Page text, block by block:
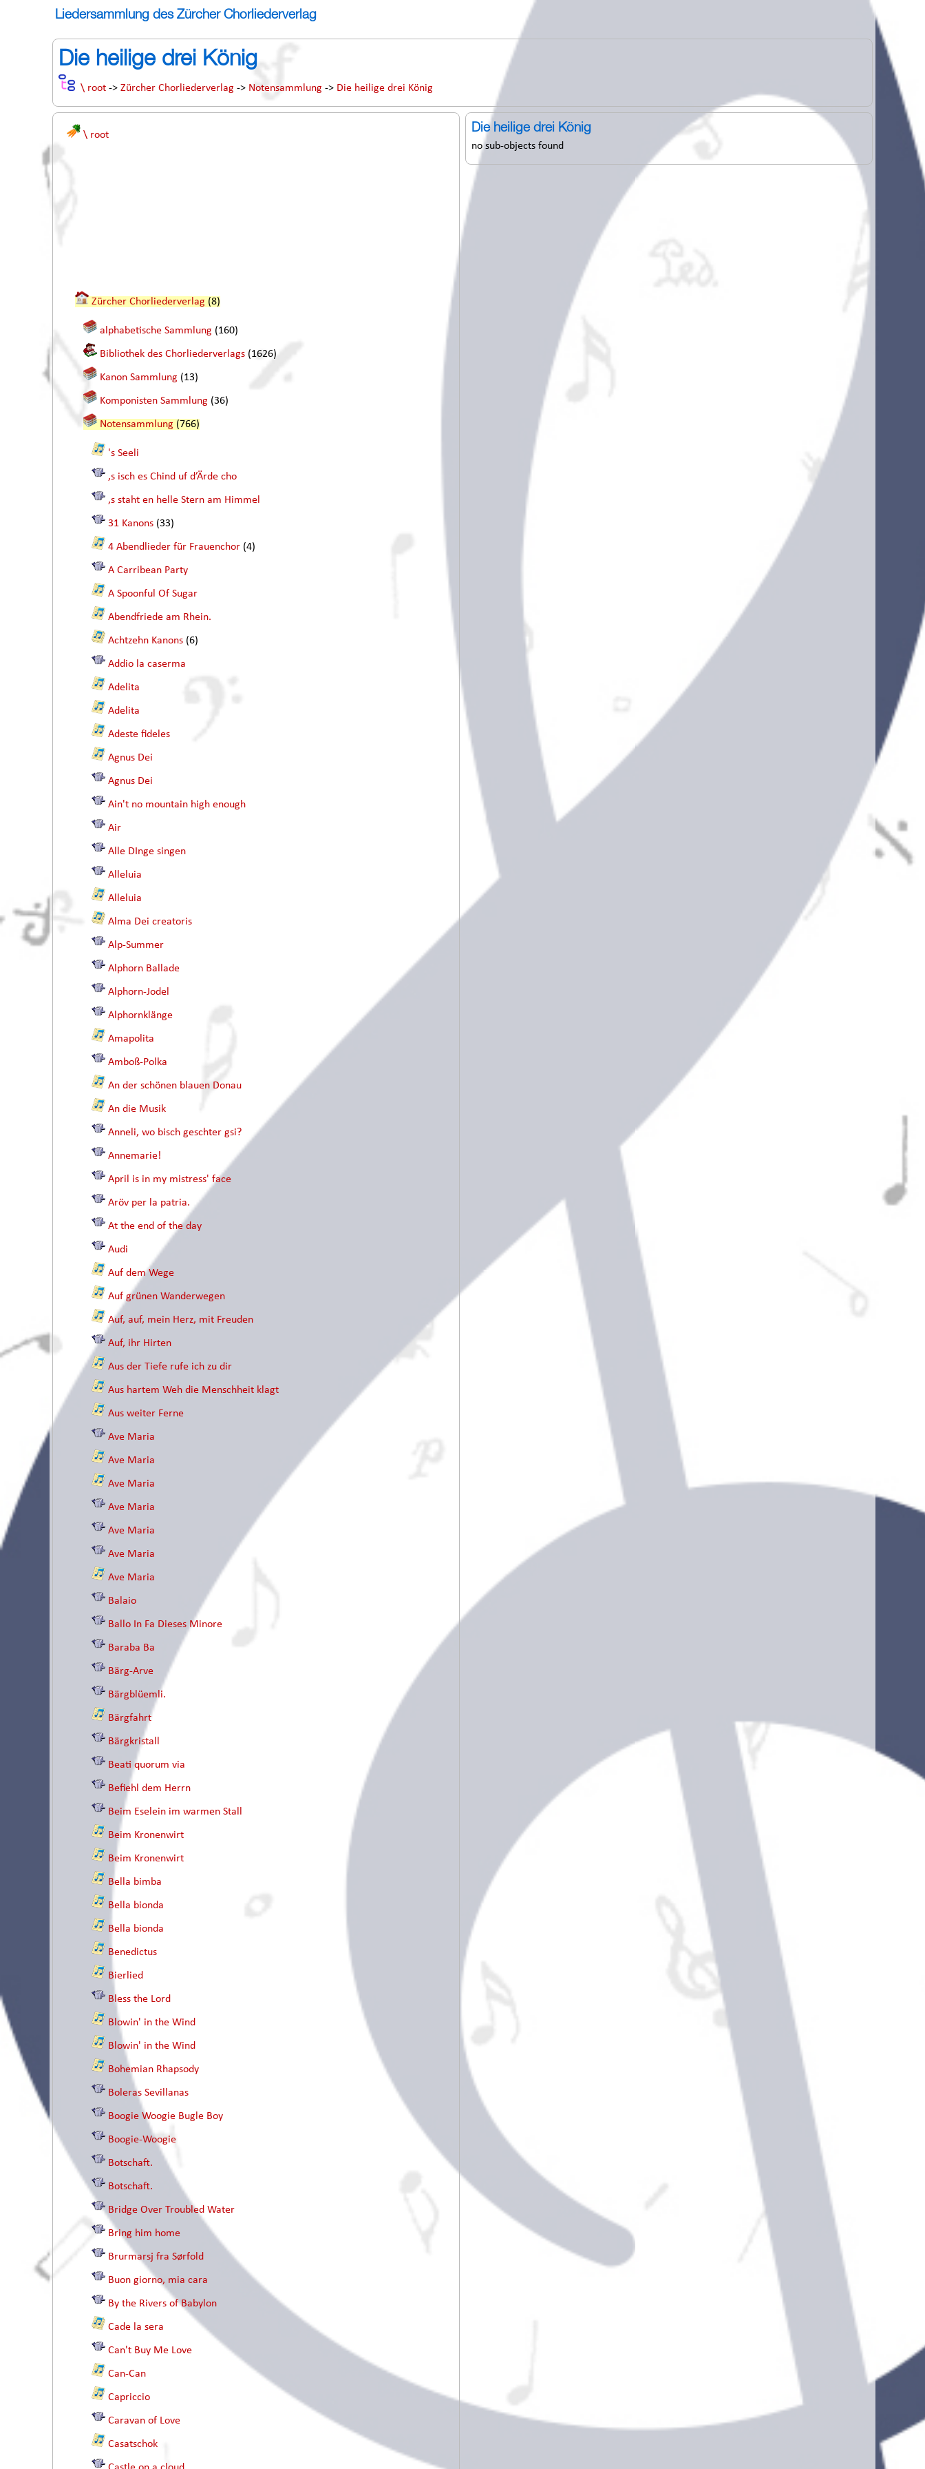
Liedersammlung des Zürcher Chorliederverlag
Die heilige drei König
\ root -> Zürcher Chorliederverlag -> Notensammlung -> Die heilige drei König
\ root
Zürcher Chorliederverlag (8)
alphabetische Sammlung (160)
Bibliothek des Chorliederverlags (1626)
Kanon Sammlung (13)
Komponisten Sammlung (36)
Notensammlung (766)
's Seeli
,s isch es Chind uf d’Ärde cho
,s staht en helle Stern am Himmel
31 Kanons (33)
4 Abendlieder für Frauenchor (4)
A Carribean Party
A Spoonful Of Sugar
Abendfriede am Rhein.
Achtzehn Kanons (6)
Addio la caserma
Adelita
Adelita
Adeste fideles
Agnus Dei
Agnus Dei
Ain't no mountain high enough
Air
Alle DInge singen
Alleluia
Alleluia
Alma Dei creatoris
Alp-Summer
Alphorn Ballade
Alphorn-Jodel
Alphornklänge
Amapolita
Amboß-Polka
An der schönen blauen Donau
An die Musik
Anneli, wo bisch geschter gsi?
Annemarie!
April is in my mistress' face
Aröv per la patria.
At the end of the day
Audi
Auf dem Wege
Auf grünen Wanderwegen
Auf, auf, mein Herz, mit Freuden
Auf, ihr Hirten
Aus der Tiefe rufe ich zu dir
Aus hartem Weh die Menschheit klagt
Aus weiter Ferne
Ave Maria
Ave Maria
Ave Maria
Ave Maria
Ave Maria
Ave Maria
Ave Maria
Balaio
Ballo In Fa Dieses Minore
Baraba Ba
Bärg-Arve
Bärgblüemli.
Bärgfahrt
Bärgkristall
Beati quorum via
Befiehl dem Herrn
Beim Eselein im warmen Stall
Beim Kronenwirt
Beim Kronenwirt
Bella bimba
Bella bionda
Bella bionda
Benedictus
Bierlied
Bless the Lord
Blowin' in the Wind
Blowin' in the Wind
Bohemian Rhapsody
Boleras Sevillanas
Boogie Woogie Bugle Boy
Boogie-Woogie
Botschaft.
Botschaft.
Bridge Over Troubled Water
Bring him home
Brurmarsj fra Sørfold
Buon giorno, mia cara
By the Rivers of Babylon
Cade la sera
Can't Buy Me Love
Can-Can
Capriccio
Caravan of Love
Casatschok
Die heilige drei König
no sub-objects found